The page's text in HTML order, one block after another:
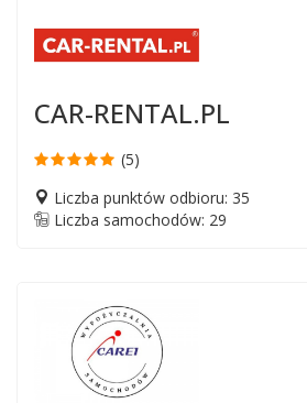
CAR-RENTAL.PL
(5)
Liczba punktów odbioru: 35
Liczba samochodów: 29